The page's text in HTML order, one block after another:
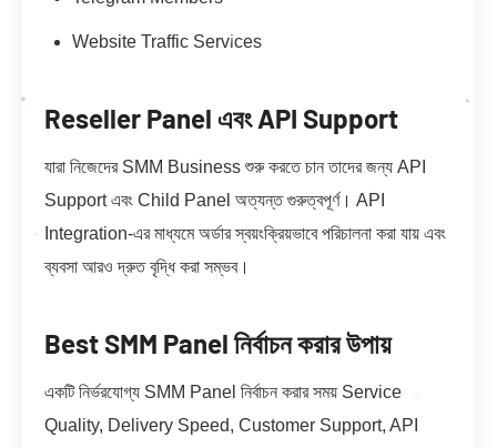
Website Traffic Services
Reseller Panel এবং API Support
যারা নিজেদের SMM Business শুরু করতে চান তাদের জন্য API
Support এবং Child Panel অত্যন্ত গুরুত্বপূর্ণ। API
Integration-এর মাধ্যমে অর্ডার স্বয়ংক্রিয়ভাবে পরিচালনা করা যায় এবং
ব্যবসা আরও দ্রুত বৃদ্ধি করা সম্ভব।
Best SMM Panel নির্বাচন করার উপায়
একটি নির্ভরযোগ্য SMM Panel নির্বাচন করার সময় Service
Quality, Delivery Speed, Customer Support, API